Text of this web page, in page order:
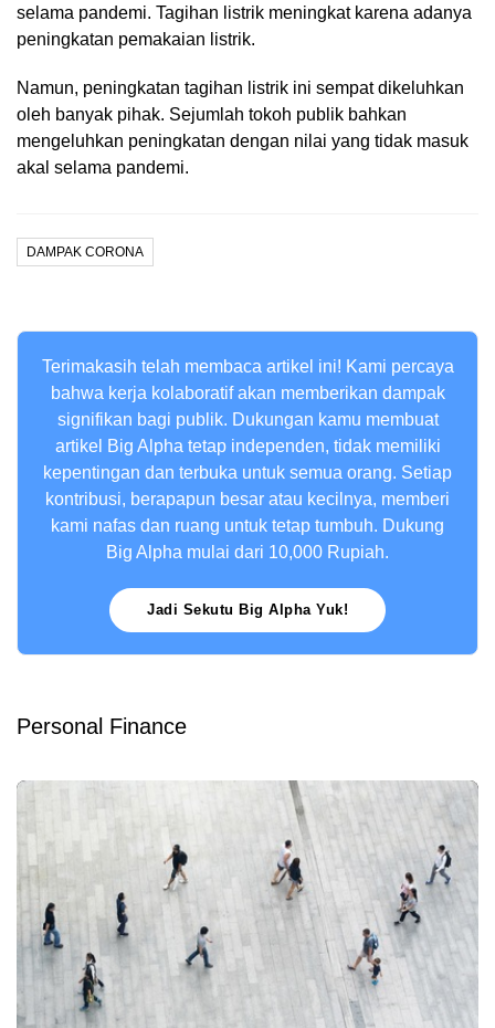
selama pandemi. Tagihan listrik meningkat karena adanya
peningkatan pemakaian listrik.
Namun, peningkatan tagihan listrik ini sempat dikeluhkan
oleh banyak pihak. Sejumlah tokoh publik bahkan
mengeluhkan peningkatan dengan nilai yang tidak masuk
akal selama pandemi.
DAMPAK CORONA
Terimakasih telah membaca artikel ini! Kami percaya
bahwa kerja kolaboratif akan memberikan dampak
signifikan bagi publik. Dukungan kamu membuat
artikel Big Alpha tetap independen, tidak memiliki
kepentingan dan terbuka untuk semua orang. Setiap
kontribusi, berapapun besar atau kecilnya, memberi
kami nafas dan ruang untuk tetap tumbuh. Dukung
Big Alpha mulai dari 10,000 Rupiah.
Jadi Sekutu Big Alpha Yuk!
Personal Finance